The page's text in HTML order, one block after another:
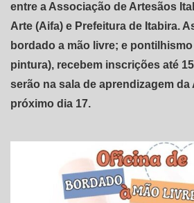
entre a Associação de Artesãos
Arte (Aifa) e Prefeitura de Itabira.
bordado a mão livre; e
pintura), recebem inscrições até
serão na sala de aprendizagem da
próximo dia 17.